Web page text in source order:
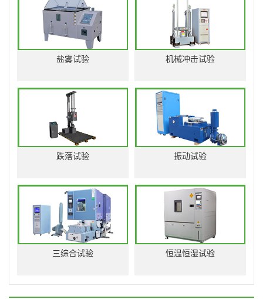
盐雾试验 机械冲击试验
跌落试验 振动试验
三综合试验 恒温恒湿试验